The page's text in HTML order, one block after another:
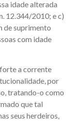
idade alterada
12.344/2010; e c)
de suprimento
com idade
a corrente
por
tratando-o como
que tal
seus herdeiros,